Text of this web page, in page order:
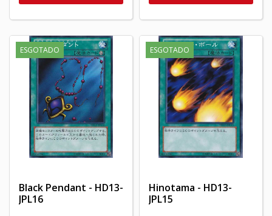
ESGOTADO
Black Pendant - HD13-
JPL16
ESGOTADO
Hinotama - HD13-
JPL15